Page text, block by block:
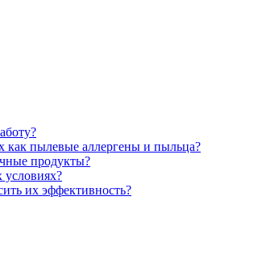
как пылевые аллергены и пыльца?
продукты?
условиях?
их эффективность?